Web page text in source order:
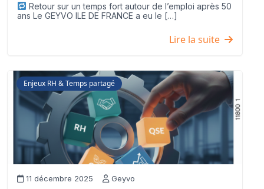
Retour sur un temps fort autour de l’emploi après 50
ans Le GEYVO ILE DE FRANCE a eu le […]
Lire la suite
Enjeux RH & Temps partagé
11 décembre 2025 Geyvo